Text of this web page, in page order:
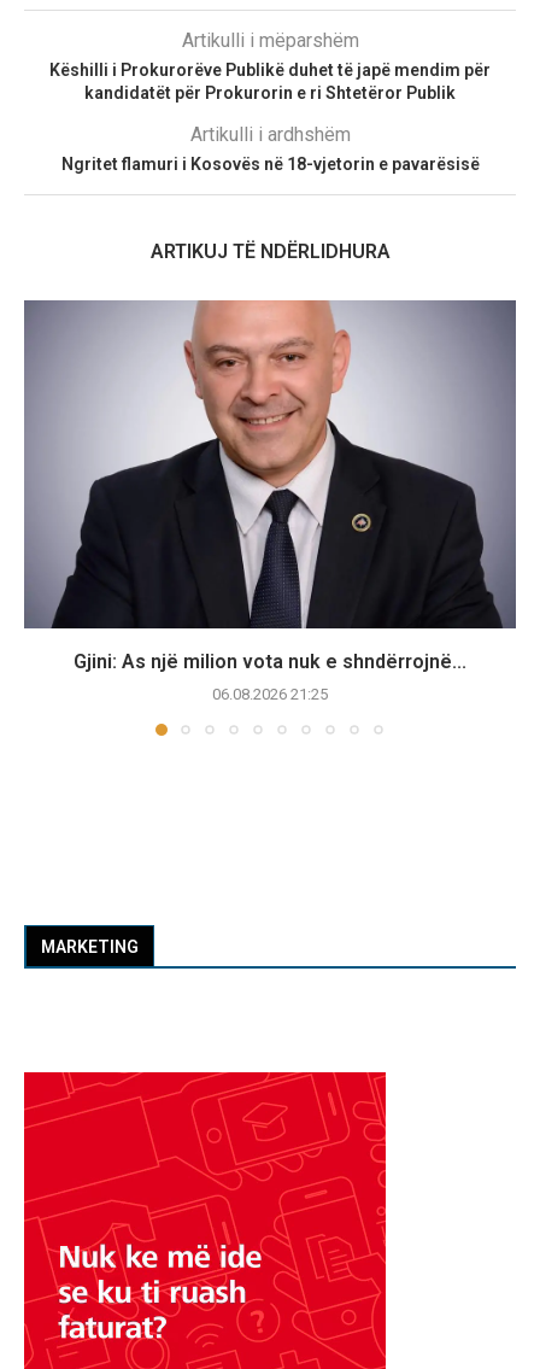
Artikulli i mëparshëm
Këshilli i Prokurorëve Publikë duhet të japë mendim për
kandidatët për Prokurorin e ri Shtetëror Publik
Artikulli i ardhshëm
Ngritet flamuri i Kosovës në 18-vjetorin e pavarësisë
ARTIKUJ TË NDËRLIDHURA
Gjini: As një milion vota nuk e shndërrojnë...
06.08.2026 21:25
MARKETING